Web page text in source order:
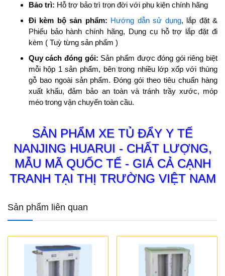
Bảo trì: Hỗ trợ bảo trì trọn đời với phụ kiện chính hãng
Đi kèm bộ sản phẩm: Hướng dẫn sử dụng, lắp đặt &
Phiếu bảo hành chính hãng, Dụng cụ hỗ trợ lắp đặt đi
kèm ( Tuỳ từng sản phẩm )
Quy cách đóng gói: Sản phẩm được đóng gói riêng biệt
mỗi hộp 1 sản phẩm, bên trong nhiều lớp xốp với thùng
gỗ bao ngoài sản phẩm. Đóng gói theo tiêu chuẩn hàng
xuất khẩu, đảm bảo an toàn và tránh trầy xước, móp
méo trong vận chuyển toàn cầu.
SẢN PHẨM XE TỦ ĐẨY Y TẾ
NANJING HUARUI - CHẤT LƯỢNG,
MẪU MÃ QUỐC TẾ - GIÁ CẢ CẠNH
TRANH TẠI THỊ TRƯỜNG VIỆT NAM
Sản phẩm liên quan